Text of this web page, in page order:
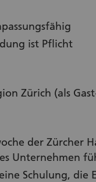
ist Pflicht
Zürich (als
der Zürcher
Unternehmen
Schulung,